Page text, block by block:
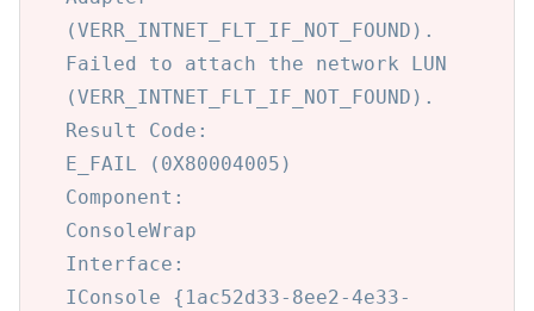
(VERR_INTNET_FLT_IF_NOT_FOUND).
Failed to attach the network LUN
(VERR_INTNET_FLT_IF_NOT_FOUND).
Result Code:
E_FAIL (0X80004005)
Component:
ConsoleWrap
Interface:
IConsole {1ac52d33-8ee2-4e33-